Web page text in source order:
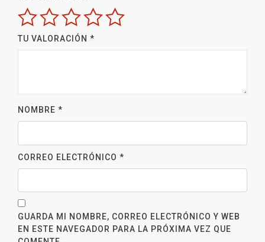
TU VALORACIÓN *
NOMBRE *
CORREO ELECTRÓNICO *
GUARDA MI NOMBRE, CORREO ELECTRÓNICO Y WEB
EN ESTE NAVEGADOR PARA LA PRÓXIMA VEZ QUE